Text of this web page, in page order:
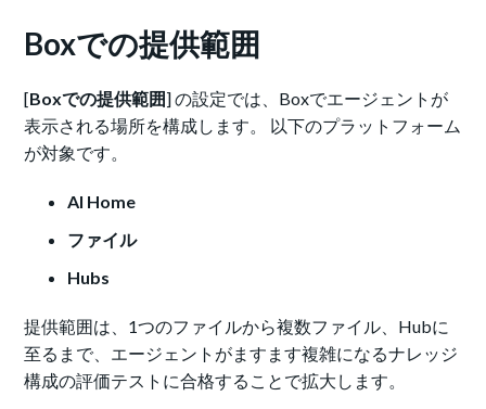
Boxでの提供範囲
[Boxでの提供範囲] の設定では、Boxでエージェントが
表示される場所を構成します。 以下のプラットフォーム
が対象です。
AI Home
ファイル
Hubs
提供範囲は、1つのファイルから複数ファイル、Hubに
至るまで、エージェントがますます複雑になるナレッジ
構成の評価テストに合格することで拡大します。